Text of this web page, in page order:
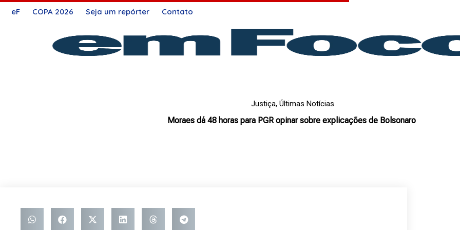
eF COPA 2026 Seja um repórter Contato
Justiça, Últimas Notícias
Moraes dá 48 horas para PGR opinar sobre explicações de Bolsonaro